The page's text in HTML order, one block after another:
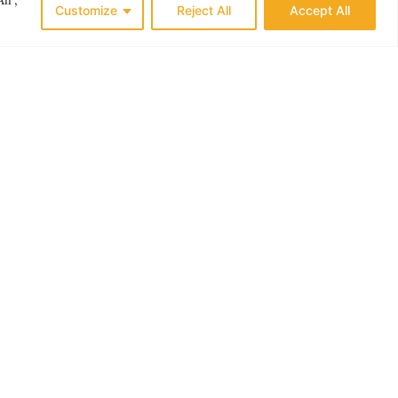
Customize Reject All Accept All